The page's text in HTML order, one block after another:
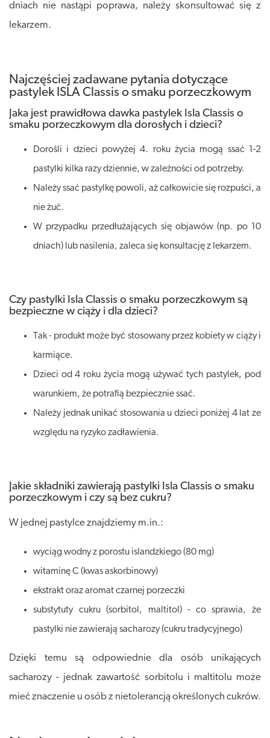
dniach nie nastąpi poprawa, należy skonsultować się z
lekarzem.
Najczęściej zadawane pytania dotyczące
pastylek ISLA Classis o smaku porzeczkowym
Jaka jest prawidłowa dawka pastylek Isla Classis o
smaku porzeczkowym dla dorosłych i dzieci?
Dorośli i dzieci powyżej 4. roku życia mogą ssać 1-2
pastylki kilka razy dziennie, w zależności od potrzeby.
Należy ssać pastylkę powoli, aż całkowicie się rozpuści, a
nie żuć.
W przypadku przedłużających się objawów (np. po 10
dniach) lub nasilenia, zaleca się konsultację z lekarzem.
Czy pastylki Isla Classis o smaku porzeczkowym są
bezpieczne w ciąży i dla dzieci?
Tak - produkt może być stosowany przez kobiety w ciąży i
karmiące.
Dzieci od 4 roku życia mogą używać tych pastylek, pod
warunkiem, że potrafią bezpiecznie ssać.
Należy jednak unikać stosowania u dzieci poniżej 4 lat ze
względu na ryzyko zadławienia.
Jakie składniki zawierają pastylki Isla Classis o smaku
porzeczkowym i czy są bez cukru?
W jednej pastylce znajdziemy m.in.:
wyciąg wodny z porostu islandzkiego (80 mg)
witaminę C (kwas askorbinowy)
ekstrakt oraz aromat czarnej porzeczki
substytuty cukru (sorbitol, maltitol) - co sprawia, że
pastylki nie zawierają sacharozy (cukru tradycyjnego)
Dzięki temu są odpowiednie dla osób unikających
sacharozy - jednak zawartość sorbitolu i maltitolu może
mieć znaczenie u osób z nietolerancją określonych cukrów.